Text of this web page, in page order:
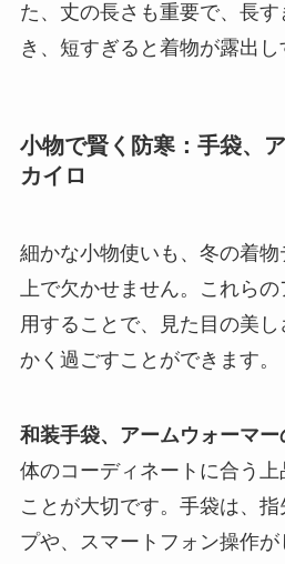
た、丈の長さも重要で、長
き、短すぎると着物が露出し
小物で賢く防寒：手袋、
カイロ
細かな小物使いも、冬の着
上で欠かせません。これら
用することで、見た目の美
かく過ごすことができます。
和装手袋、アームウォーマー
体のコーディネートに合う
ことが大切です。手袋は、
プや、スマートフォン操作